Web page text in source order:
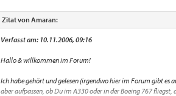
Zitat von Amaran:
Verfasst am: 10.11.2006, 09:16
Hallo & willkommen im Forum!
Ich habe gehört und gelesen (irgendwo hier im Forum gibt es
aber aufpassen, ob Du im A330 oder in der Boeing 767